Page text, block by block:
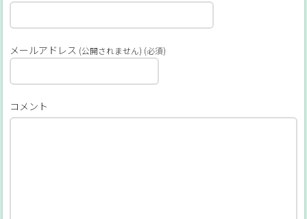
メールアドレス (公開されません) (必須)
コメント